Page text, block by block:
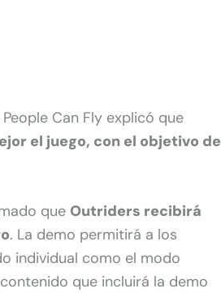
People Can Fly explicó que
el juego, con el objetivo de
que Outriders recibirá
. La demo permitirá a los
individual como el modo
que incluirá la demo